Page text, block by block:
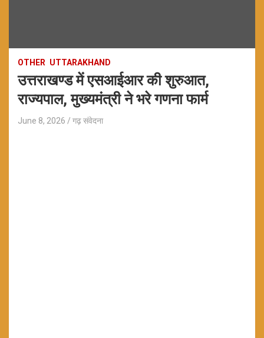
OTHER UTTARAKHAND
उत्तराखण्ड में एसआईआर की शुरुआत,
राज्यपाल, मुख्यमंत्री ने भरे गणना फार्म
June 8, 2026 गढ़ संवेदना